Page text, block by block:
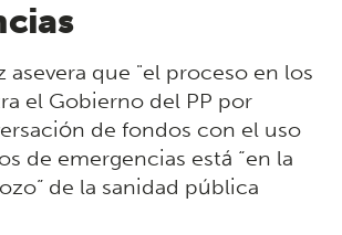
que "el proceso en los
el Gobierno del PP por
de fondos con el uso
de emergencias está “en la
de la sanidad pública